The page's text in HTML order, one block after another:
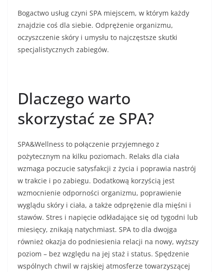
Bogactwo usług czyni SPA miejscem, w którym każdy
znajdzie coś dla siebie. Odprężenie organizmu,
oczyszczenie skóry i umysłu to najczęstsze skutki
specjalistycznych zabiegów.
Dlaczego warto
skorzystać ze SPA?
SPA&Wellness to połączenie przyjemnego z
pożytecznym na kilku poziomach. Relaks dla ciała
wzmaga poczucie satysfakcji z życia i poprawia nastrój
w trakcie i po zabiegu. Dodatkową korzyścią jest
wzmocnienie odporności organizmu, poprawienie
wyglądu skóry i ciała, a także odprężenie dla mięśni i
stawów. Stres i napięcie odkładające się od tygodni lub
miesięcy, znikają natychmiast. SPA to dla dwojga
również okazja do podniesienia relacji na nowy, wyższy
poziom – bez względu na jej staż i status. Spędzenie
wspólnych chwil w rajskiej atmosferze towarzyszącej